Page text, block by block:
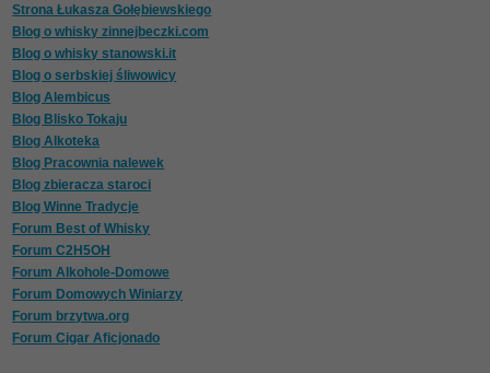
Strona Łukasza Gołębiewskiego
Blog o whisky zinnejbeczki.com
Blog o whisky stanowski.it
Blog o serbskiej śliwowicy
Blog Alembicus
Blog Blisko Tokaju
Blog Alkoteka
Blog Pracownia nalewek
Blog zbieracza staroci
Blog Winne Tradycje
Forum Best of Whisky
Forum C2H5OH
Forum Alkohole-Domowe
Forum Domowych Winiarzy
Forum brzytwa.org
Forum Cigar Aficjonado